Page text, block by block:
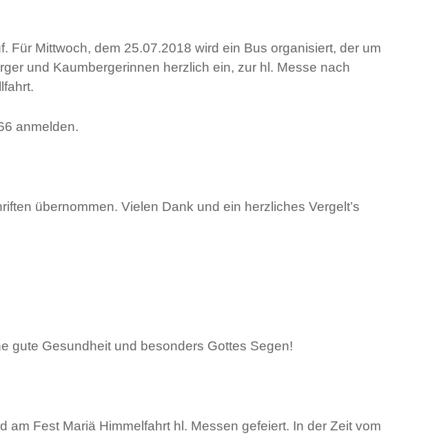
Mittwoch, dem 25.07.2018 wird ein Bus organisiert, der um
und Kaumbergerinnen herzlich ein, zur hl. Messe nach
anmelden.
übernommen. Vielen Dank und ein herzliches Vergelt’s
gute Gesundheit und besonders Gottes Segen!
Fest Mariä Himmelfahrt hl. Messen gefeiert. In der Zeit vom